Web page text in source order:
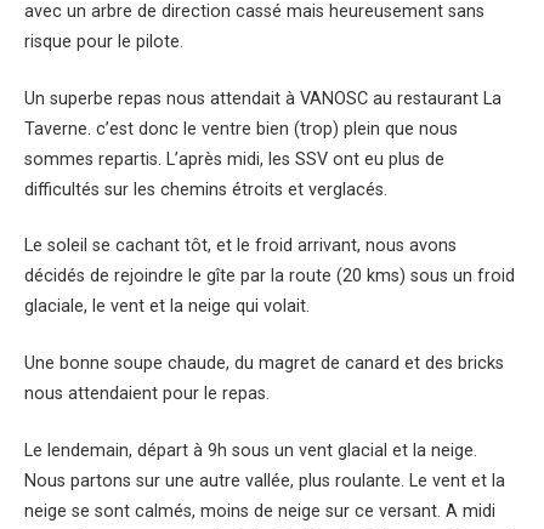
avec un arbre de direction cassé mais heureusement sans
risque pour le pilote.
Un superbe repas nous attendait à VANOSC au restaurant La
Taverne. c’est donc le ventre bien (trop) plein que nous
sommes repartis. L’après midi, les SSV ont eu plus de
difficultés sur les chemins étroits et verglacés.
Le soleil se cachant tôt, et le froid arrivant, nous avons
décidés de rejoindre le gîte par la route (20 kms) sous un froid
glaciale, le vent et la neige qui volait.
Une bonne soupe chaude, du magret de canard et des bricks
nous attendaient pour le repas.
Le lendemain, départ à 9h sous un vent glacial et la neige.
Nous partons sur une autre vallée, plus roulante. Le vent et la
neige se sont calmés, moins de neige sur ce versant. A midi